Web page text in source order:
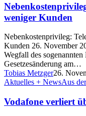
weniger Kunden
Nebenkostenprivileg:
Kunden 26. November
Wegfall des
Gesetzesänderung am…
Tobias Metzger26.
Aktuelles + NewsAus
Vodafone verliert